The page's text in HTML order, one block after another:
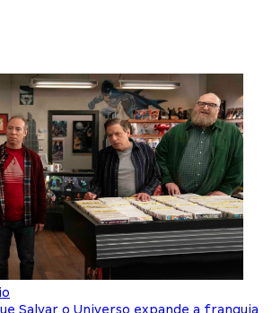
Salvar o Universo expande a franquia